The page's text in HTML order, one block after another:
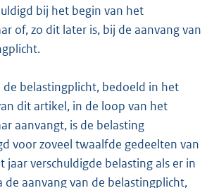
bij het begin van het
of, zo dit later is, bij de aanvang van
de belastingplicht, bedoeld in het
dit artikel, in de loop van het
aanvangt, is de belasting
voor zoveel twaalfde gedeelten van
jaar verschuldigde belasting als er in
de aanvang van de belastingplicht,